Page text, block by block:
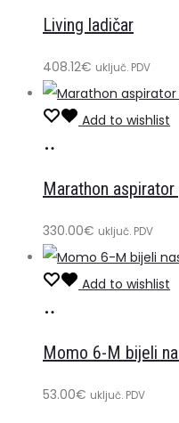
košaricu
Living ladičar
408.12€ uključ. PDV
Add to wishlist
košaricu
Marathon
330.00€ uključ. PDV
Add to wishlist
košaricu
Momo 6-M bijeli
53.00€ uključ. PDV